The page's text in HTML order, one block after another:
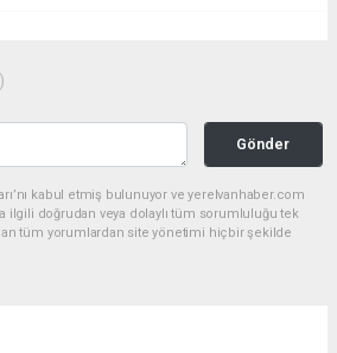
Gönder
kabul etmiş bulunuyor ve yerelvanhaber.com
ilgili doğrudan veya dolaylı tüm sorumluluğu tek
tüm yorumlardan site yönetimi hiçbir şekilde